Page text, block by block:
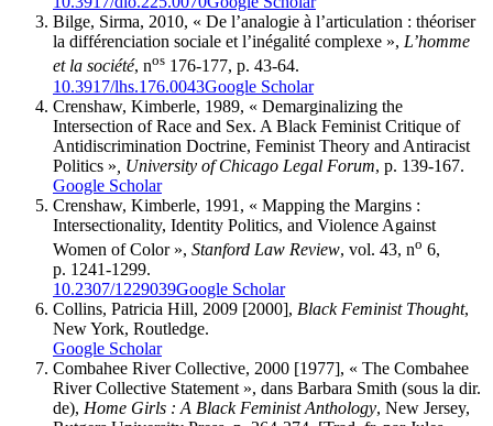
Bilge, Sirma, 2010, « De l’analogie à l’articulation : théoriser
la différenciation sociale et l’inégalité complexe », L’homme
et la société, nos 176-177, p. 43-64.
10.3917/lhs.176.0043Google Scholar
Crenshaw, Kimberle, 1989, « Demarginalizing the
Intersection of Race and Sex. A Black Feminist Critique of
Antidiscrimination Doctrine, Feminist Theory and Antiracist
Politics » , University of Chicago Legal Forum, p. 139-167.
Google Scholar
Crenshaw, Kimberle, 1991, « Mapping the Margins :
Intersectionality, Identity Politics, and Violence Against
Women of Color », Stanford Law Review, vol. 43, no 6,
p. 1241-1299.
10.2307/1229039Google Scholar
Collins, Patricia Hill, 2009 [2000], Black Feminist Thought,
New York, Routledge.
Google Scholar
Combahee River Collective, 2000 [1977], « The Combahee
River Collective Statement », dans Barbara Smith (sous la dir.
de), Home Girls : A Black Feminist Anthology, New Jersey,